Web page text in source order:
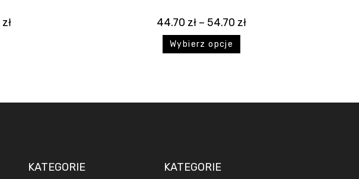
zł 44.70 zł – 54.70 zł
Wybierz opcje
KATEGORIE KATEGORIE